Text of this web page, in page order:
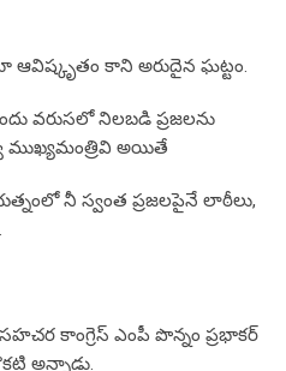
ఆవిష్కృతం కాని అరుదైన ఘట్టం.
వరుసలో నిలబడి ప్రజలను
ముఖ్యమంత్రివి అయితే
నీ స్వంత ప్రజలపైనే లాఠీలు,
కాంగ్రెస్ ఎంపీ పొన్నం ప్రభాకర్
అన్నాడు.